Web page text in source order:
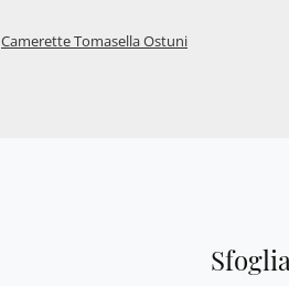
Camerette Tomasella Ostuni